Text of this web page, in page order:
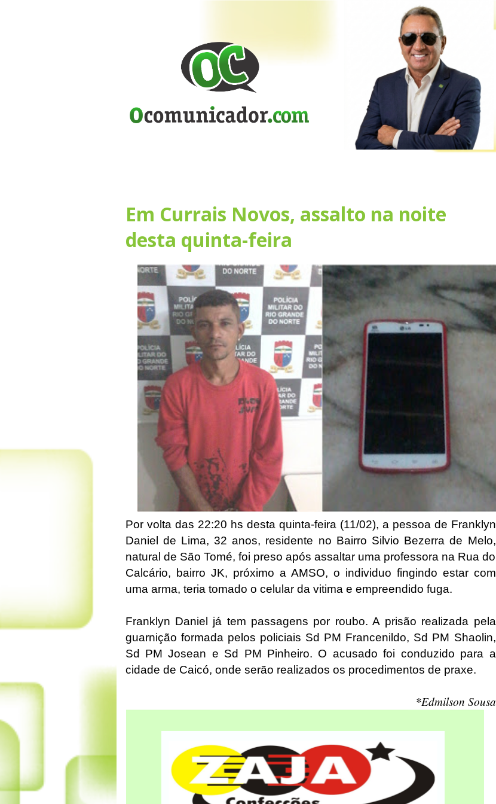
Em Currais Novos, assalto na noite
desta quinta-feira
Por volta das 22:20 hs desta quinta-feira (11/02), a pessoa de Franklyn
Daniel de Lima, 32 anos, residente no Bairro Silvio Bezerra de Melo,
natural de São Tomé, foi preso após assaltar uma professora na Rua do
Calcário, bairro JK, próximo a AMSO, o individuo fingindo estar com
uma arma, teria tomado o celular da vitima e empreendido fuga.
Franklyn Daniel já tem passagens por roubo. A prisão realizada pela
guarnição formada pelos policiais Sd PM Francenildo, Sd PM Shaolin,
Sd PM Josean e Sd PM Pinheiro. O acusado foi conduzido para a
cidade de Caicó, onde serão realizados os procedimentos de praxe.
*Edmilson Sousa